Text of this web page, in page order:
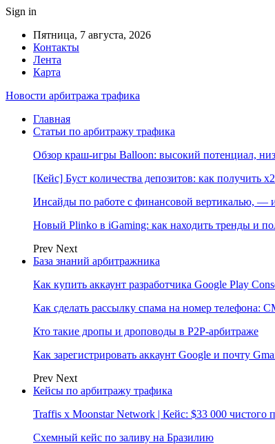
Sign in
Пятница, 7 августа, 2026
Контакты
Лента
Карта
Новости арбитража трафика
Главная
Статьи по арбитражу трафика
Обзор краш-игры Balloon: высокий потенциал,
[Кейс] Буст количества депозитов: как получить
Инсайды по работе с финансовой вертикалью, —
Новый Plinko в iGaming: как находить тренды и
Prev Next
База знаний арбитражника
Как купить аккаунт разработчика Google Play
Как сделать рассылку спама на номер телефона:
Кто такие дропы и дроповоды в P2P-арбитраже
Как зарегистрировать аккаунт Google и почту
Prev Next
Кейсы по арбитражу трафика
Traffis x Moonstar Network | Кейс: $33 000 чистого
Схемный кейс по заливу на Бразилию